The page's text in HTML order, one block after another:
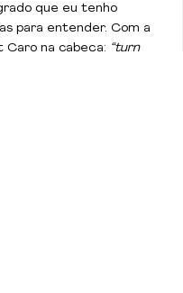
que eu tenho
para entender. Com a
Caro na cabeça: “turn